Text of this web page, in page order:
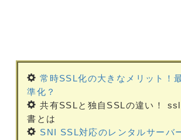
常時SSL化の大きなメリット！
準化？
共有SSLと独自SSLの違い！ ssl
書とは
SNI SSL対応のレンタルサーバ